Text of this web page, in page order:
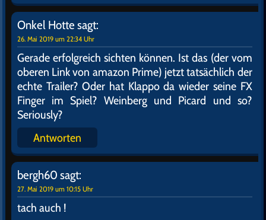
Onkel Hotte sagt:
26. Mai 2019 um 22:34 Uhr
Gerade erfolgreich sichten können. Ist das (der vom
oberen Link von amazon Prime) jetzt tatsächlich der
echte Trailer? Oder hat Klappo da wieder seine FX
Finger im Spiel? Weinberg und Picard und so?
Seriously?
Antworten
bergh60 sagt:
27. Mai 2019 um 10:15 Uhr
tach auch !